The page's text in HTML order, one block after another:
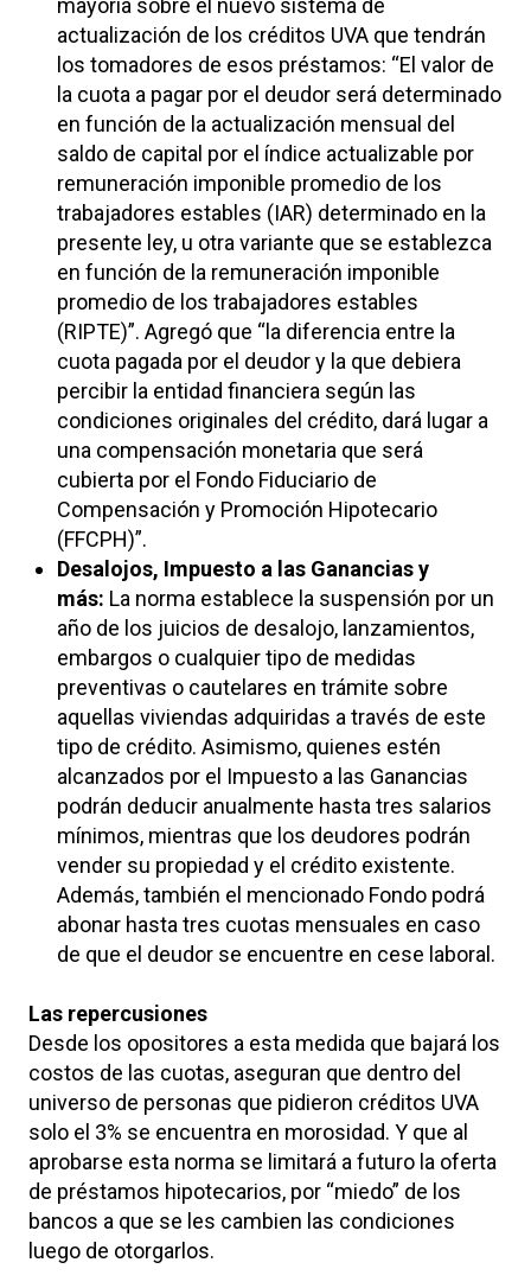
mayoría sobre el nuevo sistema de
actualización de los créditos UVA que tendrán
los tomadores de esos préstamos: “El valor de
la cuota a pagar por el deudor será determinado
en función de la actualización mensual del
saldo de capital por el índice actualizable por
remuneración imponible promedio de los
trabajadores estables (IAR) determinado en la
presente ley, u otra variante que se establezca
en función de la remuneración imponible
promedio de los trabajadores estables
(RIPTE)”. Agregó que “la diferencia entre la
cuota pagada por el deudor y la que debiera
percibir la entidad financiera según las
condiciones originales del crédito, dará lugar a
una compensación monetaria que será
cubierta por el Fondo Fiduciario de
Compensación y Promoción Hipotecario
(FFCPH)”.
Desalojos, Impuesto a las Ganancias y
más: La norma establece la suspensión por un
año de los juicios de desalojo, lanzamientos,
embargos o cualquier tipo de medidas
preventivas o cautelares en trámite sobre
aquellas viviendas adquiridas a través de este
tipo de crédito. Asimismo, quienes estén
alcanzados por el Impuesto a las Ganancias
podrán deducir anualmente hasta tres salarios
mínimos, mientras que los deudores podrán
vender su propiedad y el crédito existente.
Además, también el mencionado Fondo podrá
abonar hasta tres cuotas mensuales en caso
de que el deudor se encuentre en cese laboral.
Las repercusiones
Desde los opositores a esta medida que bajará los
costos de las cuotas, aseguran que dentro del
universo de personas que pidieron créditos UVA
solo el 3% se encuentra en morosidad. Y que al
aprobarse esta norma se limitará a futuro la oferta
de préstamos hipotecarios, por “miedo” de los
bancos a que se les cambien las condiciones
luego de otorgarlos.